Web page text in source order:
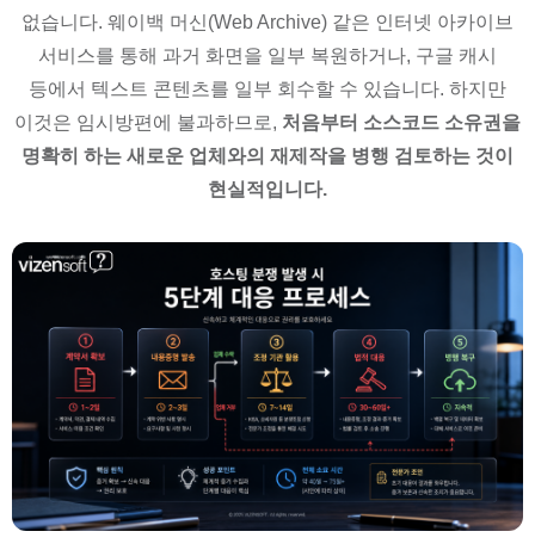
없습니다. 웨이백 머신(Web Archive) 같은 인터넷 아카이브
서비스를 통해 과거 화면을 일부 복원하거나, 구글 캐시
등에서 텍스트 콘텐츠를 일부 회수할 수 있습니다. 하지만
이것은 임시방편에 불과하므로, 처음부터 소스코드 소유권을
명확히 하는 새로운 업체와의 재제작을 병행 검토하는 것이
현실적입니다.